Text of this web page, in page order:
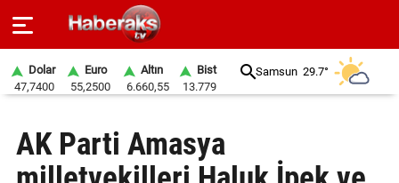
SPOR
Dolar
47,7400
Euro
55,2500
Altın
6.660,55
Bist
13.779
Samsun 29.7°
AK Parti Amasya